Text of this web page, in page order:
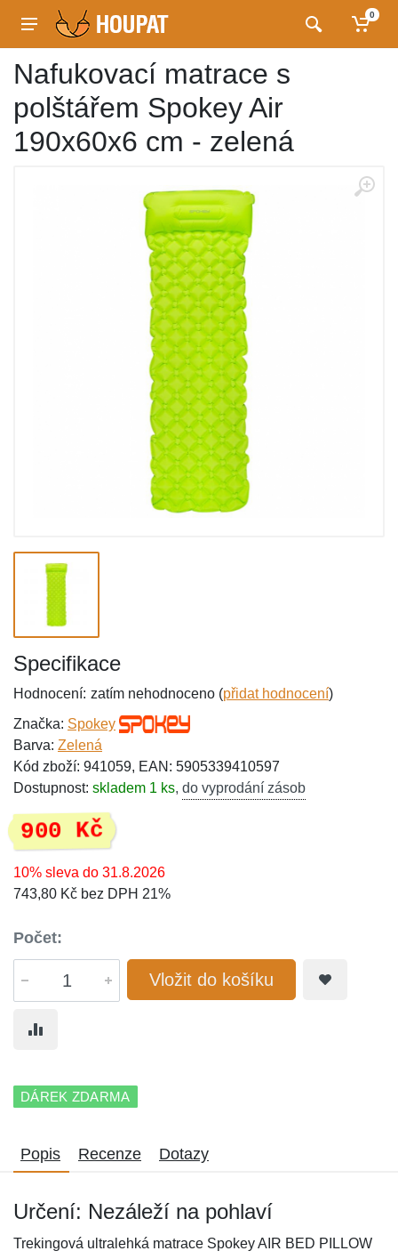
0
Nafukovací matrace s
polštářem Spokey Air
190x60x6 cm - zelená
Specifikace
Hodnocení: zatím nehodnoceno (přidat hodnocení)
Značka: Spokey
Barva: Zelená
Kód zboží: 941059, EAN: 5905339410597
Dostupnost: skladem 1 ks, do vyprodání zásob
900 Kč
10% sleva do 31.8.2026
743,80 Kč bez DPH 21%
Počet:
Vložit do košíku
DÁREK ZDARMA
Popis Recenze Dotazy
Určení: Nezáleží na pohlaví
Trekingová ultralehká matrace Spokey AIR BED PILLOW